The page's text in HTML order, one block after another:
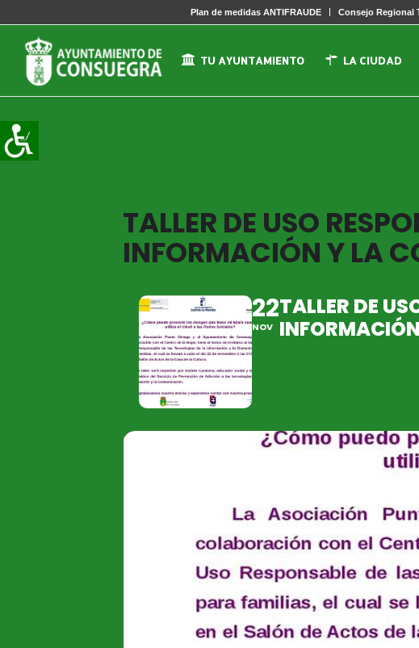
Plan de medidas ANTIFRAUDE Consejo Regional
TU AYUNTAMIENTO LA CIUDAD
TALLER DE USO
INFORMACIÓN Y LA
22
NOV
TALLER DE